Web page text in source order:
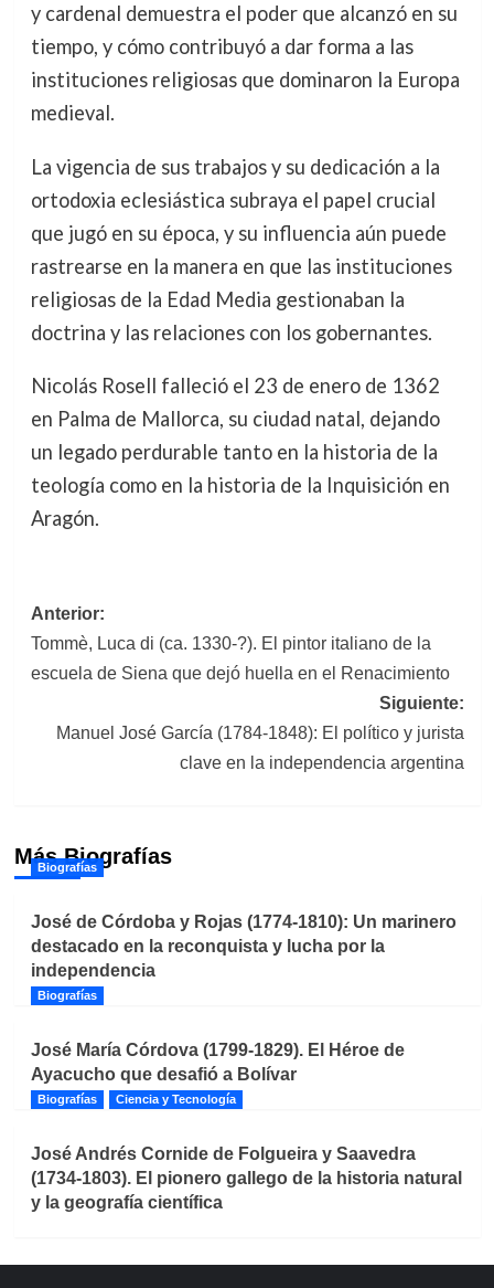
y cardenal demuestra el poder que alcanzó en su
tiempo, y cómo contribuyó a dar forma a las
instituciones religiosas que dominaron la Europa
medieval.
La vigencia de sus trabajos y su dedicación a la
ortodoxia eclesiástica subraya el papel crucial
que jugó en su época, y su influencia aún puede
rastrearse en la manera en que las instituciones
religiosas de la Edad Media gestionaban la
doctrina y las relaciones con los gobernantes.
Nicolás Rosell falleció el 23 de enero de 1362
en Palma de Mallorca, su ciudad natal, dejando
un legado perdurable tanto en la historia de la
teología como en la historia de la Inquisición en
Aragón.
Navegación
de
Anterior:
Tommè, Luca di (ca. 1330-?). El pintor italiano de la
escuela de Siena que dejó huella en el Renacimiento
Siguiente:
Manuel José García (1784-1848): El político y jurista
clave en la independencia argentina
Más Biografías
Biografías
José de Córdoba y Rojas (1774-1810): Un marinero
destacado en la reconquista y lucha por la
independencia
Biografías
José María Córdova (1799-1829). El Héroe de
Ayacucho que desafió a Bolívar
Biografías Ciencia y Tecnología
José Andrés Cornide de Folgueira y Saavedra
(1734-1803). El pionero gallego de la historia natural
y la geografía científica